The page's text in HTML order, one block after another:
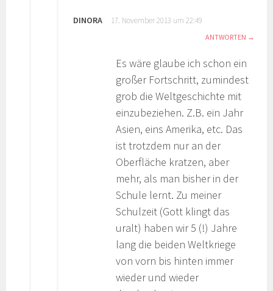
DINORA 17. November 2013 um 22:49
ANTWORTEN
Es wäre glaube ich schon ein
großer Fortschritt, zumindest
grob die Weltgeschichte mit
einzubeziehen. Z.B. ein Jahr
Asien, eins Amerika, etc. Das
ist trotzdem nur an der
Oberfläche kratzen, aber
mehr, als man bisher in der
Schule lernt. Zu meiner
Schulzeit (Gott klingt das
uralt) haben wir 5 (!) Jahre
lang die beiden Weltkriege
von vorn bis hinten immer
wieder und wieder